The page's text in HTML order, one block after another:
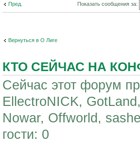
Пред. Показать сообщения за:
Вернуться в О Лиге
КТО СЕЙЧАС НА
Сейчас этот форум
EllectroNICK,
Nowar, Offworld,
гости: 0